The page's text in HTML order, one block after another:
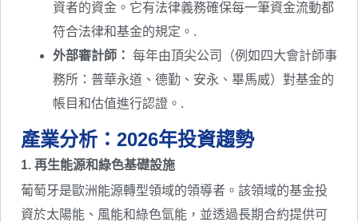
資者的資金。它有法律義務確保每一筆資金流動都
符合法律和基金的規定。.
外部審計師： 每年由頂尖公司（例如四大會計師事
務所：普華永道、德勤、安永、畢馬威）對基金的
帳目和估值進行認證。.
產業分析：2026年投資趨勢
1. 再生能源和綠色基礎設施
葡萄牙是歐洲能源轉型領域的領導者。該領域的基金投
資於太陽能、風能和綠色氫能，並透過長期合約提供可